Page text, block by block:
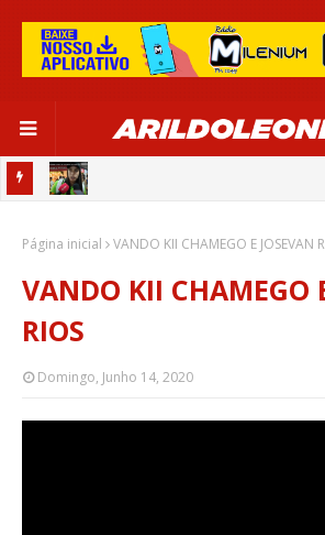
ESPORTE (TV BAHIA - REDE GLOBO 03/06/
Página inicial VANDO KII CHAMEGO E JOSEVAN
VANDO KII CHAMEGO
RIOS
Domingo, Junho 14, 2020